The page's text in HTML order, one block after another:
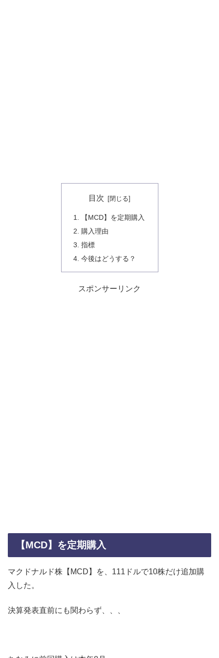
目次
【MCD】を定期購入
購入理由
指標
今後はどうする？
スポンサーリンク
【MCD】を定期購入
マクドナルド株【MCD】を、111ドルで10株だけ追加購
入した。
決算発表直前にも関わらず、、、